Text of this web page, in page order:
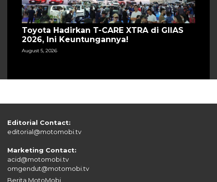
Toyota Hadirkan T-CARE XTRA di GIIAS
2026, Ini Keuntungannya!
August 5, 2026
Editorial Contact:
editorial@motomobi.tv
Marketing Contact:
acid@motomobi.tv
omgendut@motomobi.tv
Berita MotoMobi